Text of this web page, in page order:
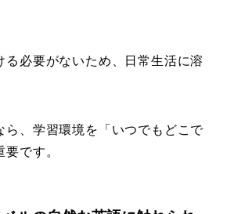
る必要がないため、日常生活に溶
ら、学習環境を「いつでもどこで
です。